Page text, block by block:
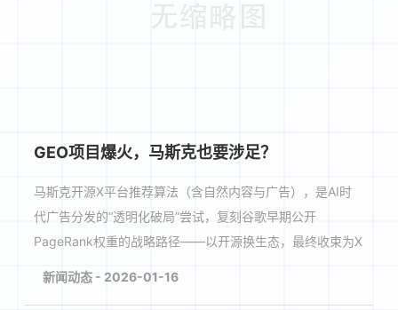
GEO项目爆火，马斯克也要涉足？
马斯克开源X平台推荐算法（含自然内容与广告），是AI时
代广告分发的“透明化破局”尝试，复刻谷歌早期公开
PageRank权重的战略路径——以开源换生态，最终收束为X
新闻动态 - 2026-01-16